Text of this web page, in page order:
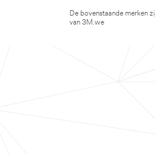
De bovenstaande merken
van 3M.we